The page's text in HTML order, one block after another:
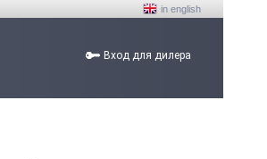
in english
Вход для дилера